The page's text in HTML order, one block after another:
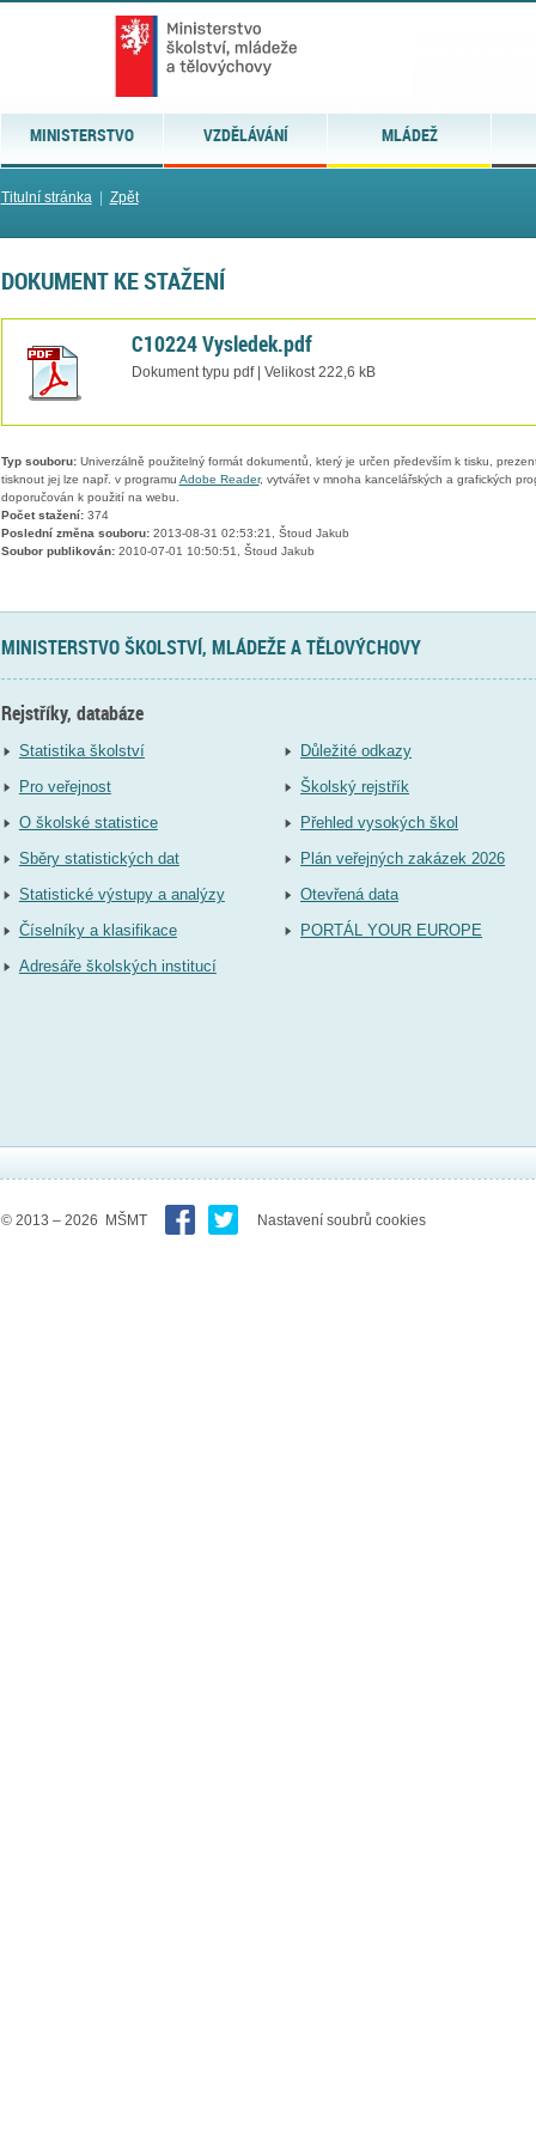
MINISTERSTVO VZDĚLÁVÁNÍ MLÁDEŽ
Titulní stránka| Zpět
DOKUMENT KE STAŽENÍ
C10224 Vysledek.pdf
Dokument typu pdf | Velikost 222,6 kB
Typ souboru:Univerzálně použitelný formát dokumentů, který je určen především k tisku,
tisknout jej lze např. v programu Adobe Reader, vytvářet v mnoha kancelářských a grafických
doporučován k použití na webu.
Počet stažení:374
Poslední změna souboru:2013-08-31 02:53:21, Štoud Jakub
Soubor publikován:2010-07-01 10:50:51, Štoud Jakub
MINISTERSTVO ŠKOLSTVÍ, MLÁDEŽE A TĚLOVÝCHOVY
Rejstříky, databáze
Statistika školství
Pro veřejnost
O školské statistice
Sběry statistických dat
Statistické výstupy a analýzy
Číselníky a klasifikace
Adresáře školských institucí
Důležité odkazy
Školský rejstřík
Přehled vysokých škol
Plán veřejných zakázek 2026
Otevřená data
PORTÁL YOUR EUROPE
© 2013 – 2026 MŠMT Nastavení soubrů cookies